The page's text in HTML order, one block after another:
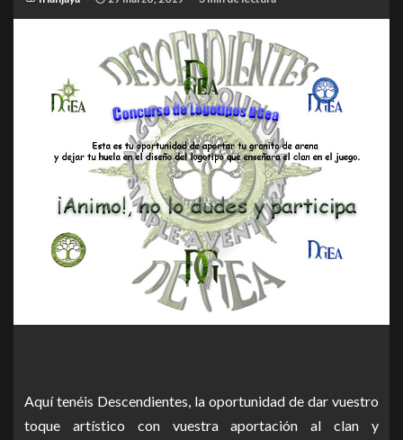
Aquí tenéis Descendientes, la oportunidad de dar vuestro
toque artístico con vuestra aportación al clan y